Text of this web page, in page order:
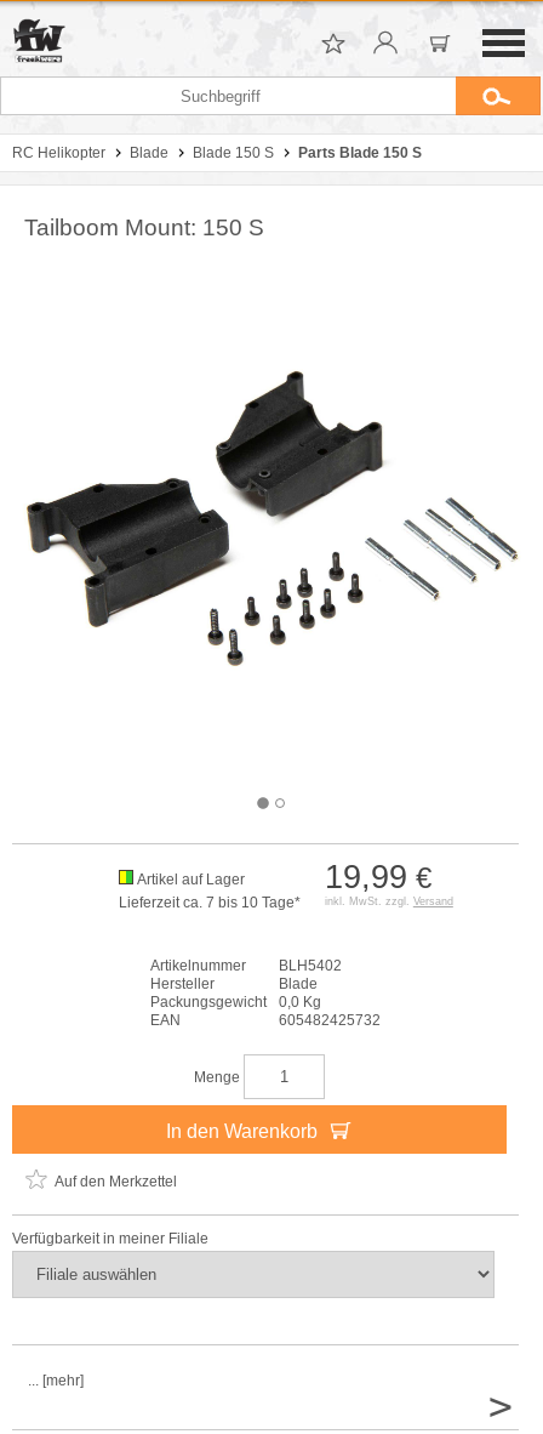
RC Helikopter Blade Blade 150 S Parts Blade 150 S
Tailboom Mount: 150 S
19,99 €
inkl. MwSt. zzgl. Versand
Artikel auf Lager
Lieferzeit ca. 7 bis 10 Tage*
Artikelnummer
BLH5402
Hersteller
Blade
Packungsgewicht
0,0 Kg
EAN
605482425732
Menge
In den Warenkorb
Auf den Merkzettel
Verfügbarkeit in meiner Filiale
... [mehr]
>